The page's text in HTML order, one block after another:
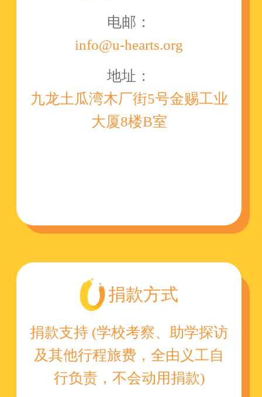
电邮：
info@u-hearts.org
地址：
九龙土瓜湾木厂街5号金赐工业
大厦8楼B室
捐款方式
捐款支持 (学校考察、助学探访
及其他行程旅费，全由义工自
行负责，不会动用捐款)